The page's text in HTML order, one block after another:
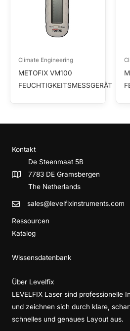
Climate Engineering
METOFIX VM100
FEUCHTIGKEITSMESSGERÄT
Kontakt
De Steenmaat 5B
7783 DE Gramsbergen
The Netherlands
sales@levelfixinstruments.com
Ressourcen
Katalog
Wissensdatenbank
Über Levelfix
LEVELFIX Laser sind professionelle
und zeichnen sich durch klare,
schnelles und genaues Layout aus.